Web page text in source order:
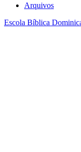
Arquivos
Escola Bíblica